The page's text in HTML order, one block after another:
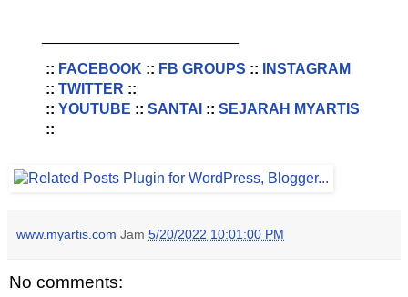
:: FACEBOOK:: FB GROUPS ::
INSTAGRAM
:: TWITTER ::
:: YOUTUBE :: SANTAI :: SEJARAH MYARTIS
::
www.myartis.com Jam 5/20/2022 10:01:00 PM
No comments: